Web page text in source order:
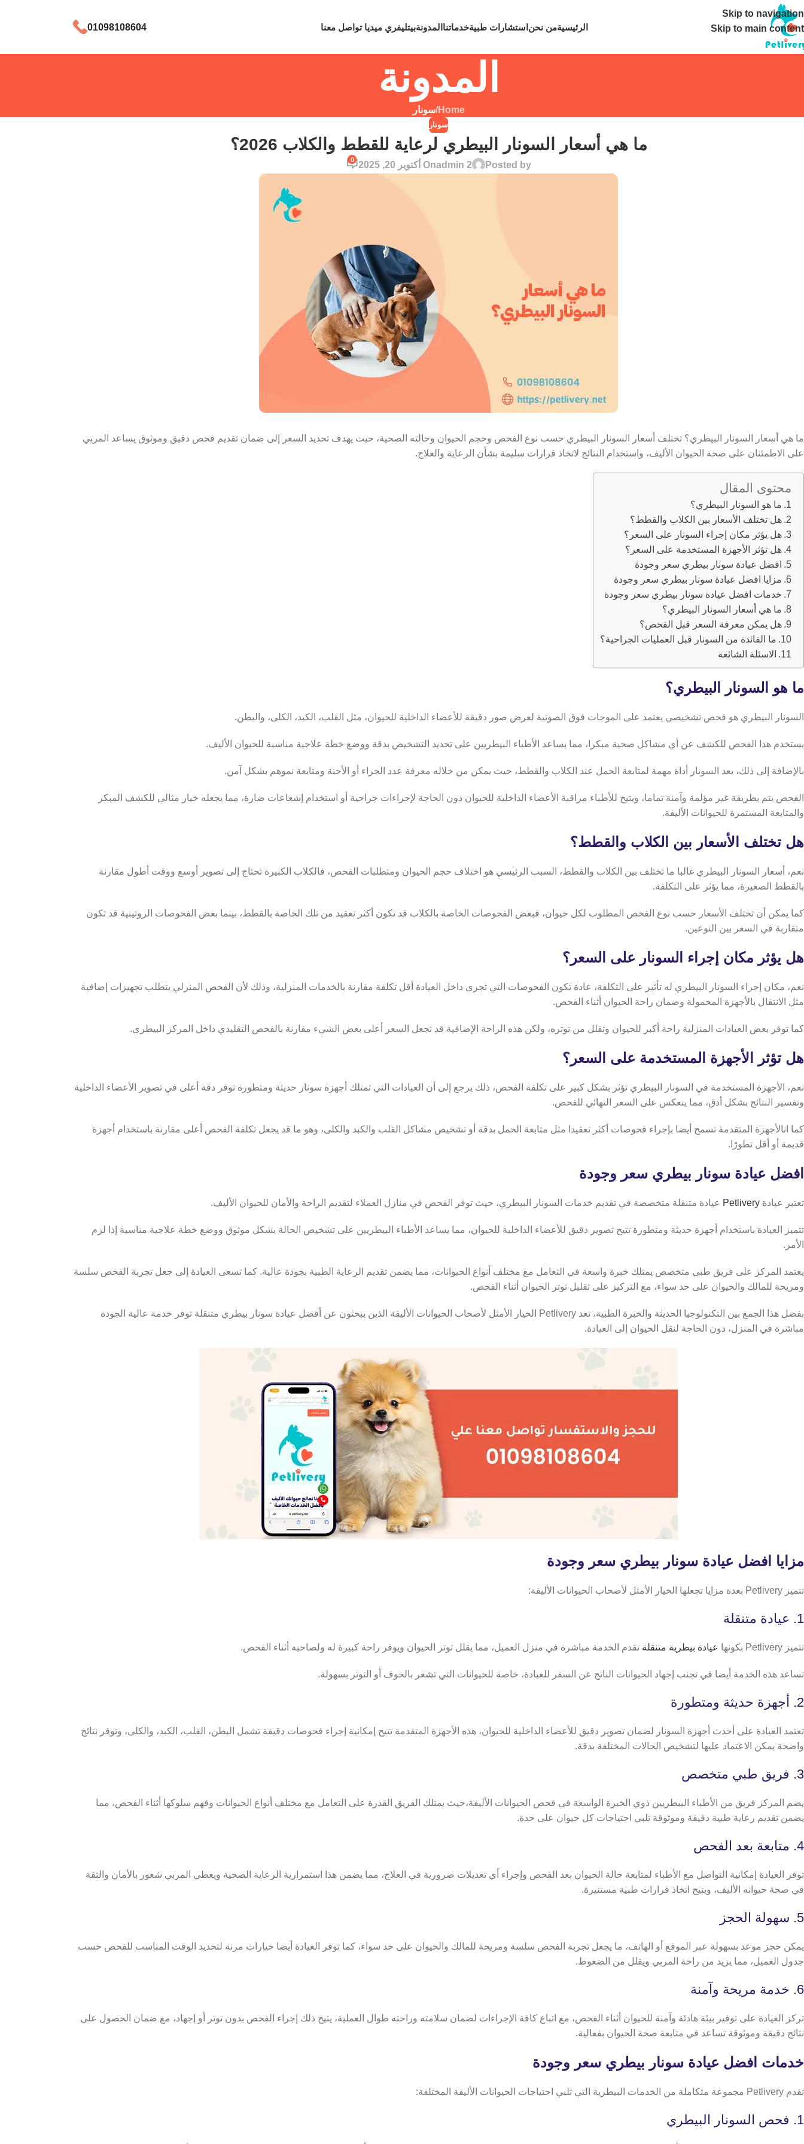
Skip to navigation
Skip to main content
الرئيسيةمن نحن استشارات طبيةخدماتنا المدونةبيتليفري ميدياتواصل معنا 01098108604
المدونة
Home
/سونار
سونار
ما هي أسعار السونار البيطري لرعاية للقطط والكلاب 2026؟
Posted by
admin 2On أكتوبر 20, 2025
0
ما هي أسعار السونار البيطري؟ تختلف أسعار السونار البيطري حسب نوع الفحص وحجم الحيوان وحالته الصحية، حيث يهدف تحديد السعر إلى ضمان تقديم فحص دقيق وموثوق يساعد المربي
على الاطمئنان على صحة الحيوان الأليف، واستخدام النتائج لاتخاذ قرارات سليمة بشأن الرعاية والعلاج.
محتوى المقال
ما هو السونار البيطري؟
هل تختلف الأسعار بين الكلاب والقطط؟
هل يؤثر مكان إجراء السونار على السعر؟
هل تؤثر الأجهزة المستخدمة على السعر؟
افضل عيادة سونار بيطري سعر وجودة
مزايا افضل عيادة سونار بيطري سعر وجودة
خدمات افضل عيادة سونار بيطري سعر وجودة
ما هي أسعار السونار البيطري؟
هل يمكن معرفة السعر قبل الفحص؟
ما الفائدة من السونار قبل العمليات الجراحية؟
الاسئلة الشائعة
ما هو السونار البيطري؟
السونار البيطري هو فحص تشخيصي يعتمد على الموجات فوق الصوتية لعرض صور دقيقة للأعضاء الداخلية للحيوان، مثل القلب، الكبد، الكلى، والبطن.
يستخدم هذا الفحص للكشف عن أي مشاكل صحية مبكرا، مما يساعد الأطباء البيطريين على تحديد التشخيص بدقة ووضع خطة علاجية مناسبة للحيوان الأليف.
بالإضافة إلى ذلك، يعد السونار أداة مهمة لمتابعة الحمل عند الكلاب والقطط، حيث يمكن من خلاله معرفة عدد الجراء أو الأجنة ومتابعة نموهم بشكل آمن.
الفحص يتم بطريقة غير مؤلمة وآمنة تماما، ويتيح للأطباء مراقبة الأعضاء الداخلية للحيوان دون الحاجة لإجراءات جراحية أو استخدام إشعاعات ضارة، مما يجعله خيار مثالي للكشف المبكر
والمتابعة المستمرة للحيوانات الأليفة.
هل تختلف الأسعار بين الكلاب والقطط؟
نعم، أسعار السونار البيطري غالبا ما تختلف بين الكلاب والقطط، السبب الرئيسي هو اختلاف حجم الحيوان ومتطلبات الفحص، فالكلاب الكبيرة تحتاج إلى تصوير أوسع ووقت أطول مقارنة
بالقطط الصغيرة، مما يؤثر على التكلفة.
كما يمكن أن تختلف الأسعار حسب نوع الفحص المطلوب لكل حيوان، فبعض الفحوصات الخاصة بالكلاب قد تكون أكثر تعقيد من تلك الخاصة بالقطط، بينما بعض الفحوصات الروتينية قد تكون
متقاربة في السعر بين النوعين.
هل يؤثر مكان إجراء السونار على السعر؟
نعم، مكان إجراء السونار البيطري له تأثير على التكلفة، عادة تكون الفحوصات التي تجرى داخل العيادة أقل تكلفة مقارنة بالخدمات المنزلية، وذلك لأن الفحص المنزلي يتطلب تجهيزات إضافية
مثل الانتقال بالأجهزة المحمولة وضمان راحة الحيوان أثناء الفحص.
كما توفر بعض العيادات المنزلية راحة أكبر للحيوان وتقلل من توتره، ولكن هذه الراحة الإضافية قد تجعل السعر أعلى بعض الشيء مقارنة بالفحص التقليدي داخل المركز البيطري.
هل تؤثر الأجهزة المستخدمة على السعر؟
نعم، الأجهزة المستخدمة في السونار البيطري تؤثر بشكل كبير على تكلفة الفحص، ذلك يرجع إلى أن العيادات التي تمتلك أجهزة سونار حديثة ومتطورة توفر دقة أعلى في تصوير الأعضاء الداخلية
وتفسير النتائج بشكل أدق، مما ينعكس على السعر النهائي للفحص.
كما انالأجهزة المتقدمة تسمح أيضا بإجراء فحوصات أكثر تعقيدا مثل متابعة الحمل بدقة أو تشخيص مشاكل القلب والكبد والكلى، وهو ما قد يجعل تكلفة الفحص أعلى مقارنة باستخدام أجهزة
قديمة أو أقل تطورًا.
افضل عيادة سونار بيطري سعر وجودة
تعتبر عيادة Petlivery عيادة متنقلة متخصصة في تقديم خدمات السونار البيطري، حيث توفر الفحص في منازل العملاء لتقديم الراحة والأمان للحيوان الأليف.
تتميز العيادة باستخدام أجهزة حديثة ومتطورة تتيح تصوير دقيق للأعضاء الداخلية للحيوان، مما يساعد الأطباء البيطريين على تشخيص الحالة بشكل موثوق ووضع خطة علاجية مناسبة إذا لزم
الأمر.
يعتمد المركز على فريق طبي متخصص يمتلك خبرة واسعة في التعامل مع مختلف أنواع الحيوانات، مما يضمن تقديم الرعاية الطبية بجودة عالية. كما تسعى العيادة إلى جعل تجربة الفحص سلسة
ومريحة للمالك والحيوان على حد سواء، مع التركيز على تقليل توتر الحيوان أثناء الفحص.
بفضل هذا الجمع بين التكنولوجيا الحديثة والخبرة الطبية، تعد Petlivery الخيار الأمثل لأصحاب الحيوانات الأليفة الذين يبحثون عن أفضل عيادة سونار بيطري متنقلة توفر خدمة عالية الجودة
مباشرة في المنزل، دون الحاجة لنقل الحيوان إلى العيادة.
مزايا افضل عيادة سونار بيطري سعر وجودة
تتميز Petlivery بعدة مزايا تجعلها الخيار الأمثل لأصحاب الحيوانات الأليفة:
1. عيادة متنقلة
تتميز Petlivery بكونها عيادة بيطرية متنقلة تقدم الخدمة مباشرة في منزل العميل، مما يقلل توتر الحيوان ويوفر راحة كبيرة له ولصاحبه أثناء الفحص.
تساعد هذه الخدمة أيضا في تجنب إجهاد الحيوانات الناتج عن السفر للعيادة، خاصة للحيوانات التي تشعر بالخوف أو التوتر بسهولة.
2. أجهزة حديثة ومتطورة
تعتمد العيادة على أحدث أجهزة السونار لضمان تصوير دقيق للأعضاء الداخلية للحيوان، هذه الأجهزة المتقدمة تتيح إمكانية إجراء فحوصات دقيقة تشمل البطن، القلب، الكبد، والكلى، وتوفر نتائج
واضحة يمكن الاعتماد عليها لتشخيص الحالات المختلفة بدقة.
3. فريق طبي متخصص
يضم المركز فريق من الأطباء البيطريين ذوي الخبرة الواسعة في فحص الحيوانات الأليفة،حيث يمتلك الفريق القدرة على التعامل مع مختلف أنواع الحيوانات وفهم سلوكها أثناء الفحص، مما
يضمن تقديم رعاية طبية دقيقة وموثوقة تلبي احتياجات كل حيوان على حدة.
4. متابعة بعد الفحص
توفر العيادة إمكانية التواصل مع الأطباء لمتابعة حالة الحيوان بعد الفحص وإجراء أي تعديلات ضرورية في العلاج، مما يضمن هذا استمرارية الرعاية الصحية ويعطي المربي شعور بالأمان والثقة
في صحة حيوانه الأليف، ويتيح اتخاذ قرارات طبية مستنيرة.
5. سهولة الحجز
يمكن حجز موعد بسهولة عبر الموقع أو الهاتف، ما يجعل تجربة الفحص سلسة ومريحة للمالك والحيوان على حد سواء، كما توفر العيادة أيضا خيارات مرنة لتحديد الوقت المناسب للفحص حسب
جدول العميل، مما يزيد من راحة المربي ويقلل من الضغوط.
6. خدمة مريحة وآمنة
تركز العيادة على توفير بيئة هادئة وآمنة للحيوان أثناء الفحص، مع اتباع كافة الإجراءات لضمان سلامته وراحته طوال العملية، يتيح ذلك إجراء الفحص بدون توتر أو إجهاد، مع ضمان الحصول على
نتائج دقيقة وموثوقة تساعد في متابعة صحة الحيوان بفعالية.
خدمات افضل عيادة سونار بيطري سعر وجودة
تقدم Petlivery مجموعة متكاملة من الخدمات البيطرية التي تلبي احتياجات الحيوانات الأليفة المختلفة:
1. فحص السونار البيطري